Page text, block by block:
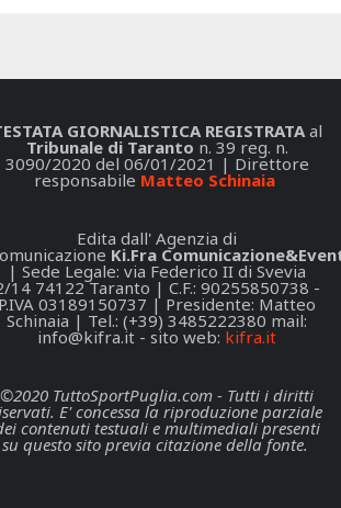
GIORNALISTICA REGISTRATAal
Tribunale di Taranto n. 39 reg. n.
3090/2020 del 06/01/2021 | Direttore
responsabile Matteo Schinaia
Edita dall' Agenzia di
Ki.Fra
| Sede Legale: via Federico II di Svevia
14 74122 Taranto | C.F.: 90255850738 -
P.IVA 03189150737 | Presidente: Matteo
Schinaia | Tel.: (+39) 3485222380 mail:
info@kifra.it - sito web: kifra.it
©2020 TuttoSportPuglia.com - Tutti i diritti
E' concessa la riproduzione parziale
contenuti testuali e multimediali presenti
su questo sito previa citazione della fonte.